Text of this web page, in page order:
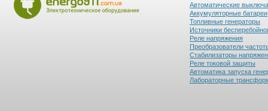
Автоматические
Аккумуляторные батареи
Топливные генераторы
Источники
Реле напряжения
Преобразователи
Стабилизаторы
Реле токовой защиты
Автоматика запуска
Лабораторные